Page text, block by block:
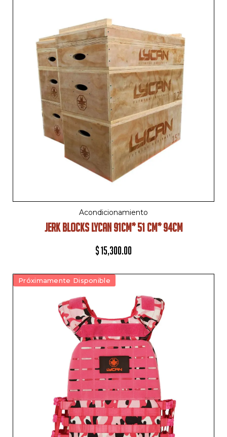
Acondicionamiento
JERK BLOCKS LYCAN 91CM* 51 CM* 94CM
$15,300.00
Próximamente Disponible